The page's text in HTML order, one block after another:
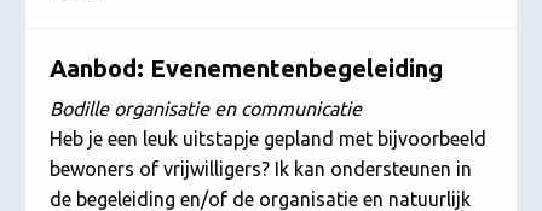
Aanbod: Evenementenbegeleiding
Bodille organisatie en communicatie
Heb je een leuk uitstapje gepland met bijvoorbeeld
bewoners of vrijwilligers? Ik kan ondersteunen in
de begeleiding en/of de organisatie en natuurlijk